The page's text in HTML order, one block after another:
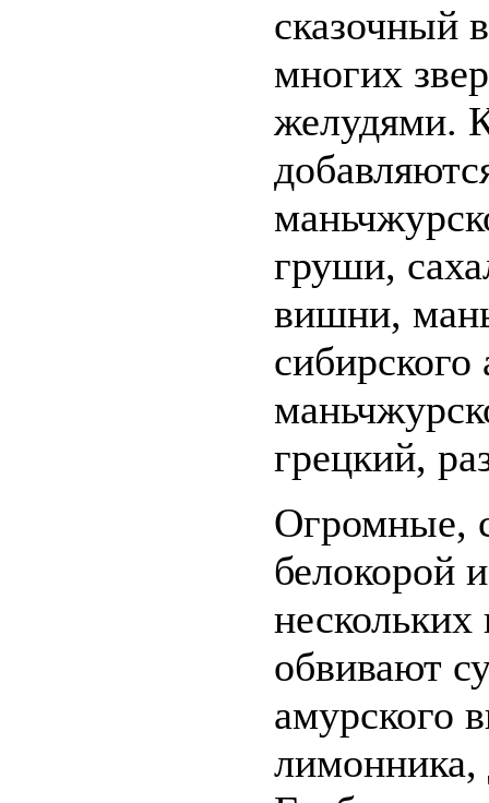
сказочный
многих
желудями.
груши,
вишни,
сибирского
грецкий,
Огромные,
белокорой
нескольких
обвивают
амурского
лимонника,